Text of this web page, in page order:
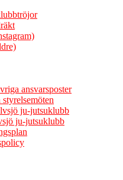
ansvarsposter
ju-jutsuklubb
ju-jutsuklubb